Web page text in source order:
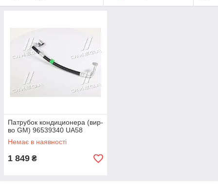
Автономний опалювач
Радіатор печки
Реле печки
Патрубок печки
Резистор вентилятора салону
Патрубок кондиционера (вир-
во GM) 96539340 UA58
Немає в наявності
1 849 ₴